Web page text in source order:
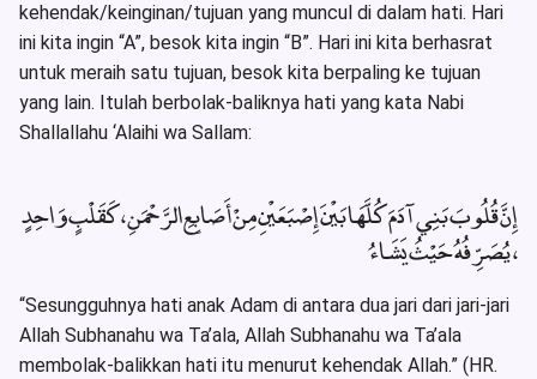
kehendak/keinginan/tujuan yang muncul di dalam hati. Hari
ini kita ingin “A”, besok kita ingin “B”. Hari ini kita berhasrat
untuk meraih satu tujuan, besok kita berpaling ke tujuan
yang lain. Itulah berbolak-baliknya hati yang kata Nabi
Shallallahu ‘Alaihi wa Sallam:
إِنَّ قُلُوبَ بَنِي آدَمَ كُلَّهَا بَيْنَ إِصْبَعَيْنِ مِنْ أَصَابِعِ الرَّحْمَنِ ، كَقَلْبٍ وَاحِدٍ
، يُصَرِّفُهُ حَيْثُ يَشَاءُ
“Sesungguhnya hati anak Adam di antara dua jari dari jari-jari
Allah Subhanahu wa Ta’ala, Allah Subhanahu wa Ta’ala
membolak-balikkan hati itu menurut kehendak Allah.” (HR.